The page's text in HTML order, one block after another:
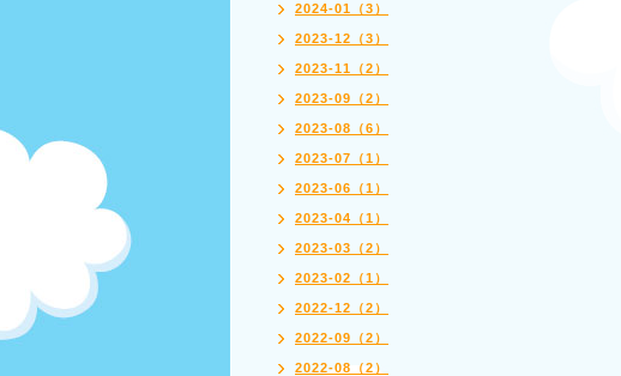
2024-01（3）
2023-12（3）
2023-11（2）
2023-09（2）
2023-08（6）
2023-07（1）
2023-06（1）
2023-04（1）
2023-03（2）
2023-02（1）
2022-12（2）
2022-09（2）
2022-08（2）